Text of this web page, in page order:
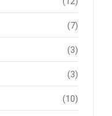
(7)
(3)
(3)
(10)